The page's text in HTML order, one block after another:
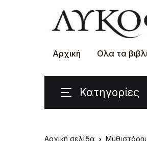
Αρχική Ολα τα
Κατηγορίες
Αρχική σελίδα